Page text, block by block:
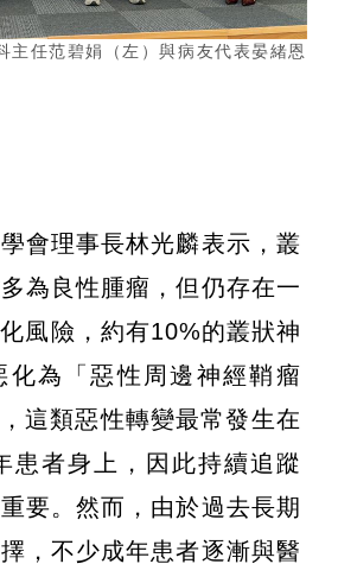
主任范碧娟（左）與病友代表晏緒恩
會理事長林光麟表示，叢
為良性腫瘤，但仍存在一
風險，約有10%的叢狀神
化為「惡性周邊神經鞘瘤
，這類惡性轉變最常發生在
患者身上，因此持續追蹤
要。然而，由於過去長期
，不少成年患者逐漸與醫